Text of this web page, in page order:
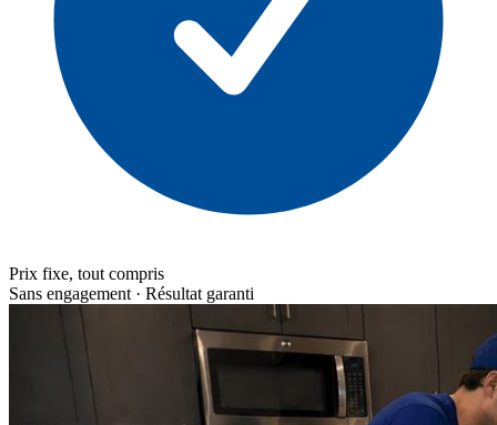
Prix fixe, tout compris
Sans engagement · Résultat garanti